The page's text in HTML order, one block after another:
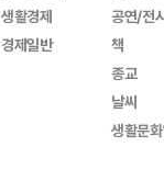
생활경제
경제일반
공연/전
책
종교
날씨
생활문